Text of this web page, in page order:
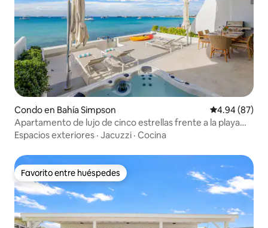
Condo en Bahía Simpson Calificación
4.94 (87)
Apartamento de lujo de cinco estrellas frente a la playa
con jacuzzi privado
Espacios exteriores · Jacuzzi · Cocina
Favorito entre huéspedes
Favorito entre huéspedes